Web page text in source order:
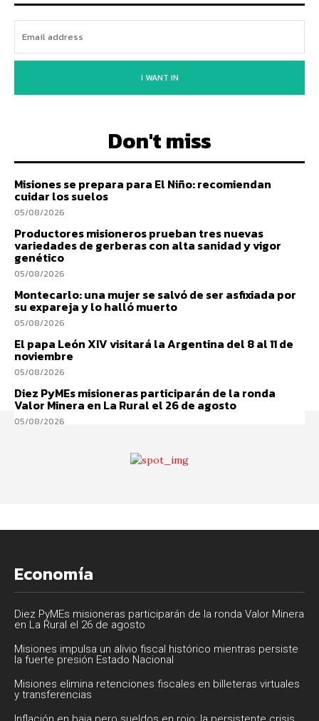
I WANT IN
Don't miss
Misiones se prepara para El Niño: recomiendan
cuidar los suelos
05/08/2026
Productores misioneros prueban tres nuevas
variedades de gerberas con alta sanidad y vigor
genético
05/08/2026
Montecarlo: una mujer se salvó de ser asfixiada por
su expareja y lo halló muerto
05/08/2026
El papa León XIV visitará la Argentina del 8 al 11 de
noviembre
05/08/2026
Diez PyMEs misioneras participarán de la ronda
Valor Minera en La Rural el 26 de agosto
05/08/2026
Economía
Diez PyMEs misioneras participarán de la ronda Valor Minera
en La Rural el 26 de agosto
Misiones impulsa un alivio fiscal histórico mientras persiste
la fuerte presión Estado Nacional
Misiones elimina retenciones fiscales en billeteras virtuales
y transferencias